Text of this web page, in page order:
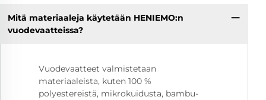
Mitä materiaaleja käytetään HENIEMO:n
vuodevaatteissa?
Vuodevaatteet valmistetaan
materiaaleista, kuten 100 %
polyestereistä, mikrokuidusta, bambu-